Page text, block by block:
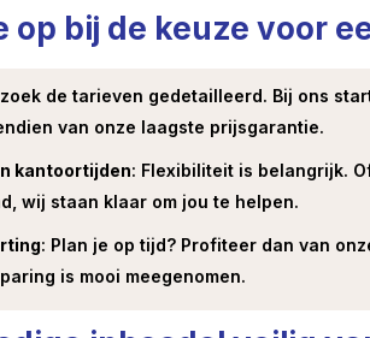
op bij de keuze voor
de tarieven gedetailleerd. Bij ons
van onze laagste prijsgarantie.
kantoortijden: Flexibiliteit is belangrijk.
wij staan klaar om jou te helpen.
: Plan je op tijd? Profiteer dan van
is mooi meegenomen.